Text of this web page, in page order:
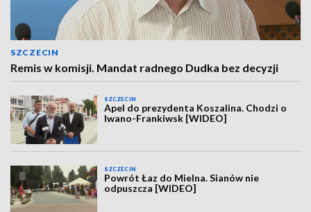
SZCZECIN
Remis w komisji. Mandat radnego Dudka bez decyzji
SZCZECIN
Apel do prezydenta Koszalina. Chodzi o
Iwano-Frankiwsk [WIDEO]
SZCZECIN
Powrót Łaz do Mielna. Sianów nie
odpuszcza [WIDEO]